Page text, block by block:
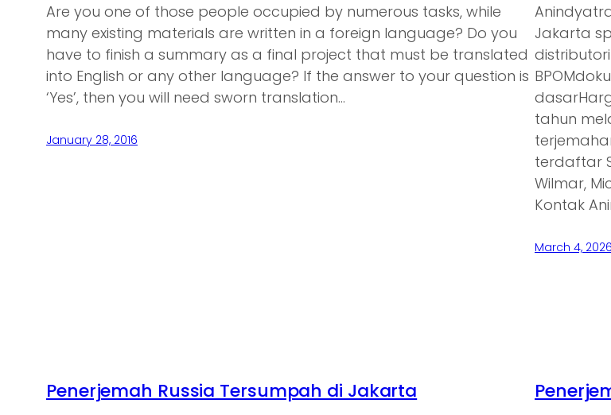
Are you one of those people occupied by numerous tasks, while
many existing materials are written in a foreign language? Do you
have to finish a summary as a final project that must be translated
into English or any other language? If the answer to your question is
‘Yes’, then you will need sworn translation…
January 28, 2016
Jakarta
tahun
terdaftar
Wilmar,
Kontak
March 4, 2026
Penerjemah Russia Tersumpah di Jakarta